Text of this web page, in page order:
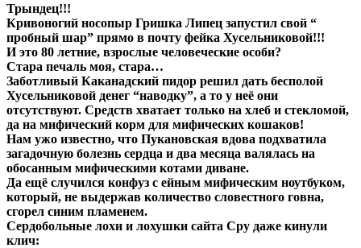
Трындец!!!
Кривоногий носопыр Гришка Липец запустил свой “
пробный шар” прямо в почту фейка Хусельниковой!!!
И это 80 летние, взрослые человеческие особи?
Стара печаль моя, стара…
Заботливый Каканадский пидор решил дать бесполой
Хусельниковой денег “наводку”, а то у неё они
отсутствуют. Средств хватает только на хлеб и стекломой,
да на мифический корм для мифических кошаков!
Нам ужо известно, что Пукановская вдова подхватила
загадочную болезнь сердца и два месяца валялась на
обосанным мифическими котами диване.
Да ещё случился конфуз с ейным мифическим ноутбуком,
который, не выдержав количество словестного говна,
сгорел синим пламенем.
Сердобольные лохи и лохушки сайта Сру даже кинули
клич: